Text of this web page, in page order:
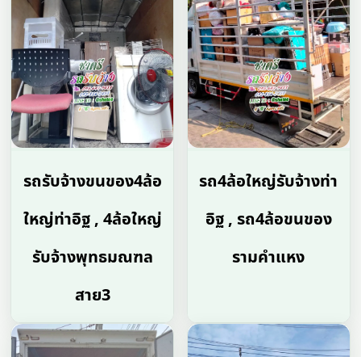
รถรับจ้างขนของ4ล้อ
ใหญ่ท่าอิฐ , 4ล้อใหญ่
รับจ้างพุทธมณฑล
สาย3
รถ4ล้อใหญ่รับจ้างท่า
อิฐ , รถ4ล้อขนของ
รามคําแหง